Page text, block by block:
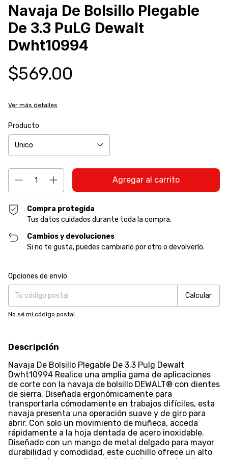
Navaja De Bolsillo Plegable
De 3.3 PuLG Dewalt
Dwht10994
$569.00
Ver más detalles
Producto
Compra protegida
Tus datos cuidados durante toda la compra.
Cambios y devoluciones
Si no te gusta, puedes cambiarlo por otro o devolverlo.
Entregas para el CP:
Opciones de envío
Calcular
No sé mi código postal
Descripción
Navaja De Bolsillo Plegable De 3.3 Pulg Dewalt
Dwht10994 Realice una amplia gama de aplicaciones
de corte con la navaja de bolsillo DEWALT® con dientes
de sierra. Diseñada ergonómicamente para
transportarla cómodamente en trabajos difíciles, esta
navaja presenta una operación suave y de giro para
abrir. Con solo un movimiento de muñeca, acceda
rápidamente a la hoja dentada de acero inoxidable.
Diseñado con un mango de metal delgado para mayor
durabilidad y comodidad, este cuchillo ofrece un alto